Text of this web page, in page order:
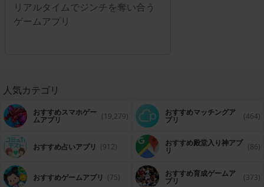
リアルタイムでジンチを奪い合う
ゲームアプリ
人気カテゴリ
おすすめスマホゲー
ムアプリ (19,279) おすすめマッチングア
プリ (464)
おすすめ占いアプリ (912) おすすめ殿堂入り神アプ
リ (86)
おすすめゲームアプリ (75) おすすめ育成ゲームア
プリ (373)